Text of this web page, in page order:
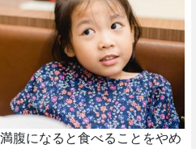
腹になると食べることをやめ